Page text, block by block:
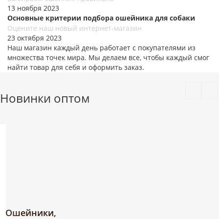
13 ноября 2023
Основные критерии подбора ошейника для собаки
Оцените наш новый интернет-магазин
23 октября 2023
Наш магазин каждый день работает с покупателями из
множества точек мира. Мы делаем все, чтобы каждый смог
найти товар для себя и оформить заказ.
Новинки оптом
Ошейники,